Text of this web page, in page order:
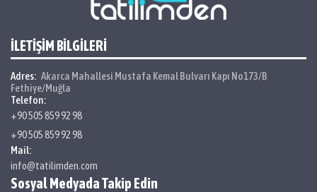
İLETİŞİM BİLGİLERİ
Adres: Akarca Mahallesi Mustafa Kemal Bulvarı Kapı No173/B
Fethiye/Muğla
Telefon:
+90 505 859 92 98
+90 505 859 92 98
Mail:
info@tatilimden.com
Sosyal Medyada Takip Edin